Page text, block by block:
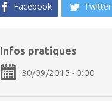
Facebook Twitter
Infos pratiques
30/09/2015 - 0:00